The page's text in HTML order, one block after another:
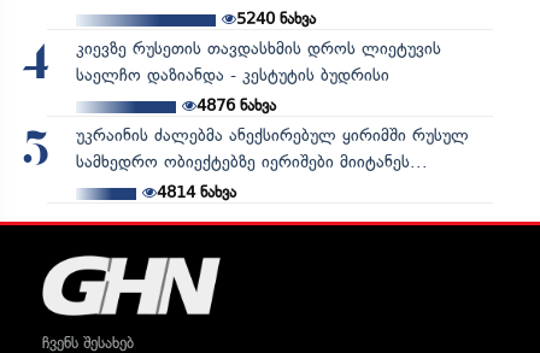
5240ნახვა
4
კიევზე რუსეთის თავდასხმის დროს ლიეტუვის
საელჩო დაზიანდა - კესტუტის ბუდრისი
4876ნახვა
5
უკრაინის ძალებმა ანექსირებულ ყირიმში რუსულ
სამხედრო ობიექტებზე იერიშები მიიტანეს...
4814ნახვა
ჩვენს შესახებ